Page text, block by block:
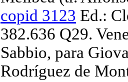
copid 3123 Ed.:
382.636 Q29.
Sabbio, para
Rodríguez de